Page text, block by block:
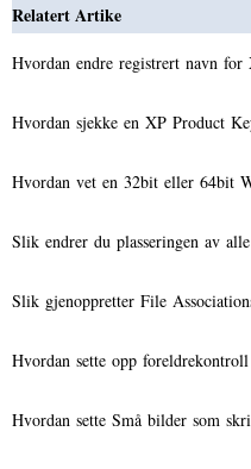
Relatert Artike
Hvordan endre registrert navn for
Hvordan sjekke en XP Product
Hvordan vet en 32bit eller 64bit
Slik endrer du plasseringen av
Slik gjenoppretter File
Hvordan sette opp
Hvordan sette Små bilder som